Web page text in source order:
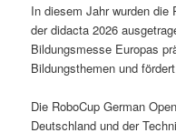
In diesem Jahr wurden die
der didacta 2026
Bildungsmesse Europas
Bildungsthemen und
Die RoboCup German
Deutschland und der